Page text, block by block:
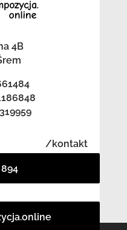
4B
/kontakt